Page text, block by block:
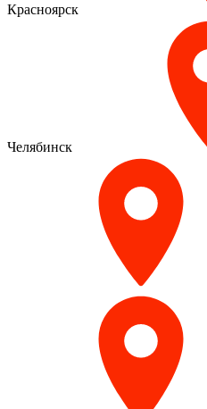
Красноярск
Челябинск